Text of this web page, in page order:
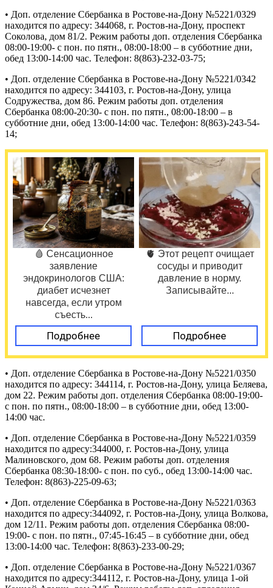
• Доп. отделение Сбербанка в Ростове-на-Дону №5221/0329
находится по адресу: 344068, г. Ростов-на-Дону, проспект
Соколова, дом 81/2. Режим работы доп. отделения Сбербанка
08:00-19:00- с пон. по пятн., 08:00-18:00 – в субботние дни,
обед 13:00-14:00 час. Телефон: 8(863)-232-03-75;
• Доп. отделение Сбербанка в Ростове-на-Дону №5221/0342
находится по адресу: 344103, г. Ростов-на-Дону, улица
Содружества, дом 86. Режим работы доп. отделения
Сбербанка 08:00-20:30- с пон. по пятн., 08:00-18:00 – в
субботние дни, обед 13:00-14:00 час. Телефон: 8(863)-243-54-
14;
🩸 Сенсационное
заявление
эндокринологов США:
диабет исчезнет
навсегда, если утром
съесть...
Подробнее
🫀 Этот рецепт очищает
сосуды и приводит
давление в норму.
Записывайте...
Подробнее
• Доп. отделение Сбербанка в Ростове-на-Дону №5221/0350
находится по адресу: 344114, г. Ростов-на-Дону, улица Беляева,
дом 22. Режим работы доп. отделения Сбербанка 08:00-19:00-
с пон. по пятн., 08:00-18:00 – в субботние дни, обед 13:00-
14:00 час.
• Доп. отделение Сбербанка в Ростове-на-Дону №5221/0359
находится по адресу:344000, г. Ростов-на-Дону, улица
Малиновского, дом 68. Режим работы доп. отделения
Сбербанка 08:30-18:00- с пон. по суб., обед 13:00-14:00 час.
Телефон: 8(863)-225-09-63;
• Доп. отделение Сбербанка в Ростове-на-Дону №5221/0363
находится по адресу:344092, г. Ростов-на-Дону, улица Волкова,
дом 12/11. Режим работы доп. отделения Сбербанка 08:00-
19:00- с пон. по пятн., 07:45-16:45 – в субботние дни, обед
13:00-14:00 час. Телефон: 8(863)-233-00-29;
• Доп. отделение Сбербанка в Ростове-на-Дону №5221/0367
находится по адресу:344112, г. Ростов-на-Дону, улица 1-ой